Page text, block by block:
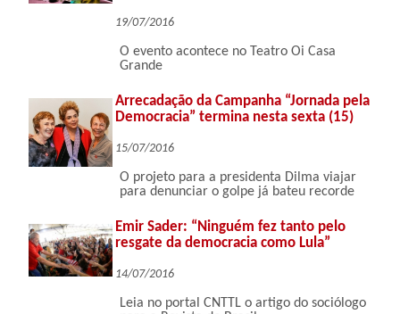
19/07/2016
O evento acontece no Teatro Oi Casa
Grande
Arrecadação da Campanha “Jornada pela
Democracia” termina nesta sexta (15)
15/07/2016
O projeto para a presidenta Dilma viajar
para denunciar o golpe já bateu recorde
Emir Sader: “Ninguém fez tanto pelo
resgate da democracia como Lula”
14/07/2016
Leia no portal CNTTL o artigo do sociólogo